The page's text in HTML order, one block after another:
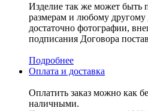
Изделие так же может быть
размерам и любому другому
достаточно фотографии,
подписания Договора
Подробнее
Оплата и доставка
Оплатить заказ можно как
наличными.